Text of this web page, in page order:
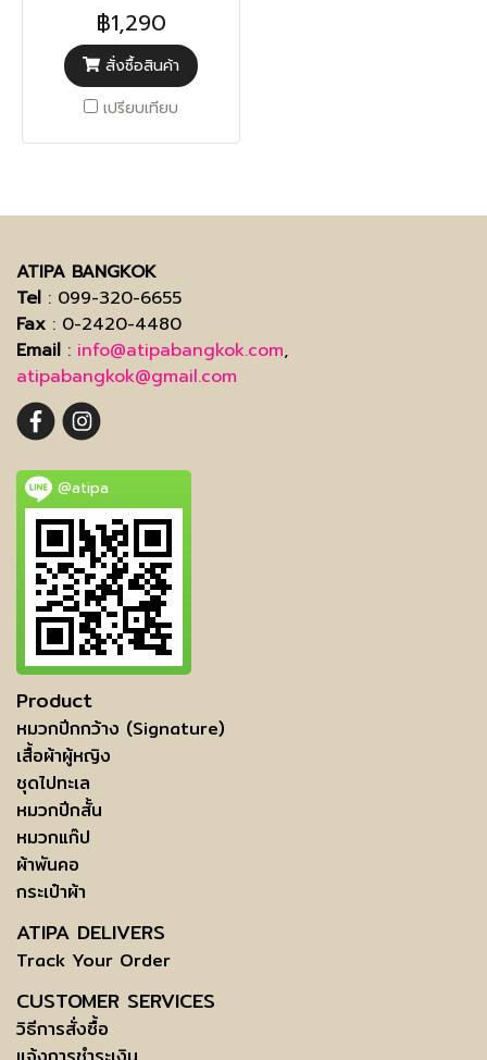
฿1,290
สั่งซื้อสินค้า
เปรียบเทียบ
ATIPA BANGKOK
Tel : 099-320-6655
Fax : 0-2420-4480
Email : info@atipabangkok.com,
atipabangkok@gmail.com
@atipa
Product
หมวกปีกกว้าง (Signature)
เสื้อผ้าผู้หญิง
ชุดไปทะเล
หมวกปีกสั้น
หมวกแก๊ป
ผ้าพันคอ
กระเป๋าผ้า
ATIPA DELIVERS
Track Your Order
CUSTOMER SERVICES
วิธีการสั่งซื้อ